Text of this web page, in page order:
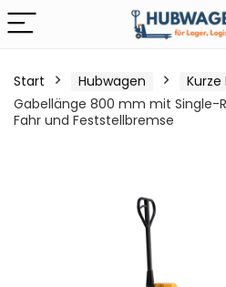
Start Hubwagen
Gabellänge 800 mm mit Single-
Fahr und Feststellbremse